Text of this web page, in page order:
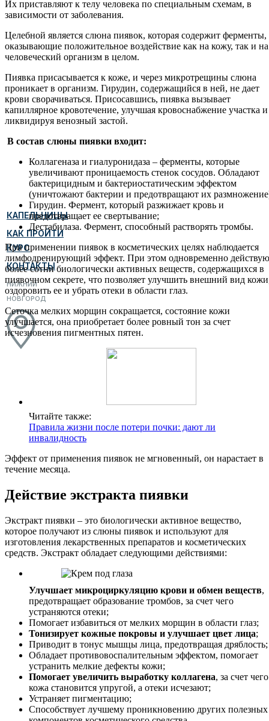
КАПЕЛЬНИЦЫ
КАК ПРОЙТИ
КУРС
КОНТАКТЫ
НИЖНИЙ
НОВГОРОД
Их приставляют к телу человека по специальным схемам, в
зависимости от заболевания.
Целебной является слюна пиявок, которая содержит ферменты,
оказывающие положительное воздействие как на кожу, так и на
человеческий организм в целом.
Пиявка присасывается к коже, и через микротрещины слюна
проникает в организм. Гирудин, содержащийся в ней, не дает
крови сворачиваться. Присосавшись, пиявка вызывает
капиллярное кровотечение, улучшая кровоснабжение участка и
ликвидируя венозный застой.
В состав слюны пиявки входит:
Коллагеназа и гиалуронидаза – ферменты, которые
увеличивают проницаемость стенок сосудов. Обладают
бактерицидным и бактериостатическим эффектом
(уничтожают бактерии и предотвращают их
Гирудин. Фермент, который разжижает кровь и
предотвращает ее свертывание;
Дестабилаза. Фермент, способный растворять тромбы.
При применении пиявок в косметических целях наблюдается
лимфодренирующий эффект. При этом одновременно
более сотни биологически активных веществ, содержащихся в
пиявочном секрете, что позволяет улучшить внешний вид
оздоровить ее и убрать отеки в области глаз.
Сеточка мелких морщин сокращается, состояние кожи
улучшается, она приобретает более ровный тон за счет
исчезновения пигментных пятен.
Читайте также:
Правила жизни после потери почки: дают ли
инвалидность
Эффект от применения пиявок не мгновенный, он нарастает в
течение месяца.
Действие экстракта пиявки
Экстракт пиявки – это биологически активное вещество,
которое получают из слюны пиявок и используют для
изготовления лекарственных препаратов и косметических
средств. Экстракт обладает следующими действиями:
Улучшает микроциркуляцию крови и обмен веществ,
предотвращает образование тромбов, за счет чего
устраняются отеки;
Помогает избавиться от мелких морщин в области глаз;
Тонизирует кожные покровы и улучшает цвет лица;
Приводит в тонус мышцы лица, предотвращая дряблость;
Обладает противовоспалительным эффектом, помогает
устранить мелкие дефекты кожи;
Помогает увеличить выработку коллагена, за счет чего
кожа становится упругой, а отеки исчезают;
Устраняет пигментацию;
Способствует лучшему проникновению других полезных